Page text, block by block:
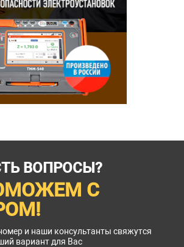
ВОПРОСЫ?
С
и наши консультанты свяжутся
вариант для Вас